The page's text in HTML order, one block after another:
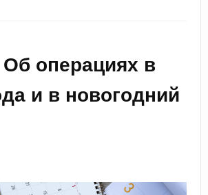
Об операциях в
и в новогодний